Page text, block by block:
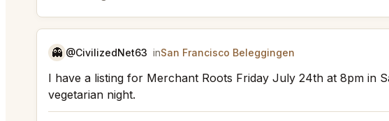
👻 @CivilizedNet63 inSan Francisco Beleggingen
I have a listing for Merchant Roots Friday July 24th at 8pm in
vegetarian night.